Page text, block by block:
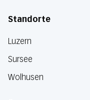
Standorte
Luzern
Sursee
Wolhusen